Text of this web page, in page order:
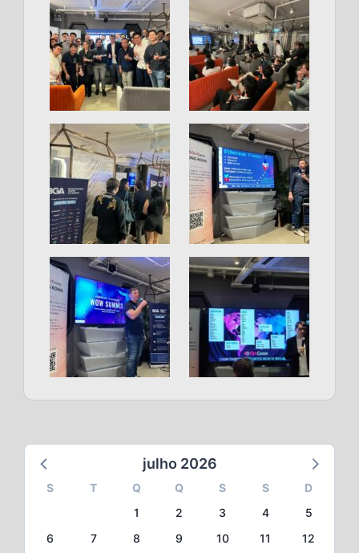
julho 2026
S T Q Q S S
D
1
2 3 4
5
6
7 8 9 10 11
12